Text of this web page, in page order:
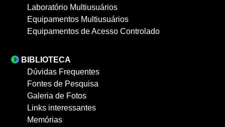
Laboratório Multiusuários
Equipamentos Multiusuários
Equipamentos de Acesso Controlado
BIBLIOTECA
Dúvidas Frequentes
Fontes de Pesquisa
Galeria de Fotos
Links interessantes
Memórias